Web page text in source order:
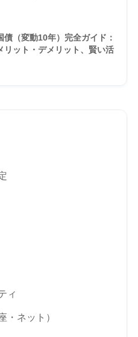
債（変動10年）完全ガイド：
リット・デメリット、賢い活
ィ
・ネット）